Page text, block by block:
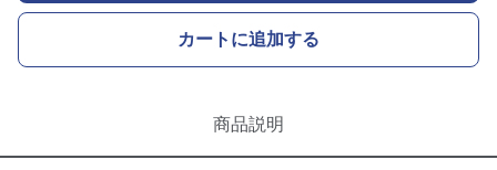
カートに追加する
商品説明